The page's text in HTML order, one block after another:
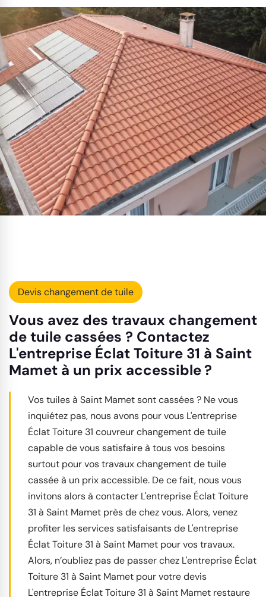
Devis changement de tuile
Vous avez des travaux changement
de tuile cassées ? Contactez
L'entreprise Éclat Toiture 31 à Saint
Mamet à un prix accessible ?
Vos tuiles à Saint Mamet sont cassées ? Ne vous
inquiétez pas, nous avons pour vous L'entreprise
Éclat Toiture 31 couvreur changement de tuile
capable de vous satisfaire à tous vos besoins
surtout pour vos travaux changement de tuile
cassée à un prix accessible. De ce fait, nous vous
invitons alors à contacter L'entreprise Éclat Toiture
31 à Saint Mamet près de chez vous. Alors, venez
profiter les services satisfaisants de L'entreprise
Éclat Toiture 31 à Saint Mamet pour vos travaux.
Alors, n’oubliez pas de passer chez L'entreprise Éclat
Toiture 31 à Saint Mamet pour votre devis
L'entreprise Éclat Toiture 31 à Saint Mamet restaure